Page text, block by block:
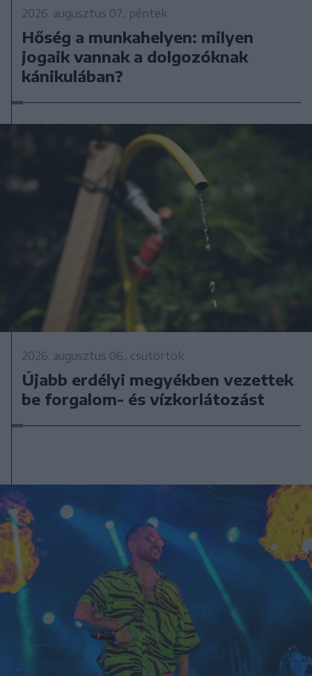
2026. augusztus 07., péntek
Hőség a munkahelyen: milyen
jogaik vannak a dolgozóknak
kánikulában?
2026. augusztus 06., csütörtök
Újabb erdélyi megyékben vezettek
be forgalom- és vízkorlátozást